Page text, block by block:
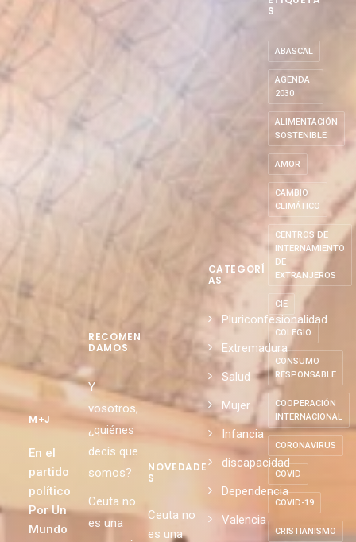
M+J
En el
partido
político
Por Un
Mundo
RECOMEN
DAMOS
Y
vosotros,
¿quiénes
decís que
somos?
Ceuta no
es una
NOVEDADE
S
Ceuta no
es una
CATEGORÍ
AS
Pluriconfesionalidad
Extremadura
Salud
Mujer
Infancia
discapacidad
Dependencia
Valencia
S
ABASCAL
AGENDA
2030
ALIMENTACIÓN
SOSTENIBLE
AMOR
CAMBIO
CLIMÁTICO
CENTROS DE
INTERNAMIENTO
DE
EXTRANJEROS
CIE
COLEGIO
CONSUMO
RESPONSABLE
COOPERACIÓN
INTERNACIONAL
CORONAVIRUS
COVID
COVID-19
CRISTIANISMO